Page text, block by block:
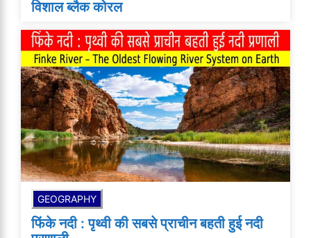
विशाल ब्लैक कोरल
GEOGRAPHY
फिंके नदी : पृथ्वी की सबसे प्राचीन बहती हुई नदी